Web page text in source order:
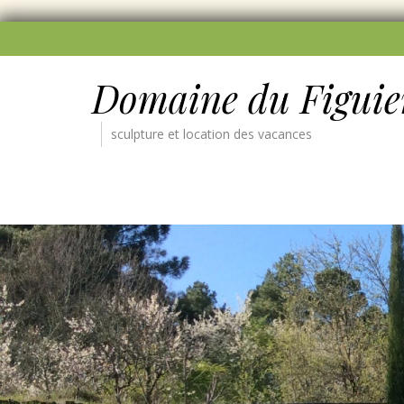
Domaine du
sculpture et location des vacances